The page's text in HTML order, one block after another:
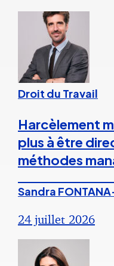
Droit du Travail
Harcèlement
plus à être
méthodes
Sandra
24 juillet 2026